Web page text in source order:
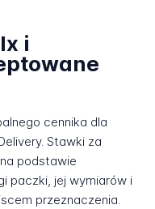
i
cennika dla
Stawki za
podstawie
paczki, jej wymiarów i
przeznaczenia.